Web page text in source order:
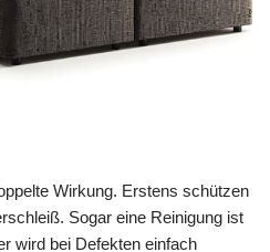
Wirkung. Erstens schützen
Sogar eine Reinigung ist
wird bei Defekten einfach